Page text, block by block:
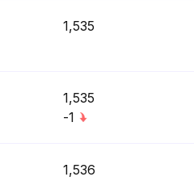
1,535
1,535
-1
1,536